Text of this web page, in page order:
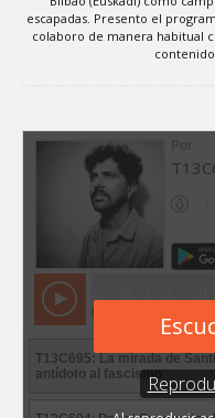
escapadas. Presento el
colaboro de manera habitual